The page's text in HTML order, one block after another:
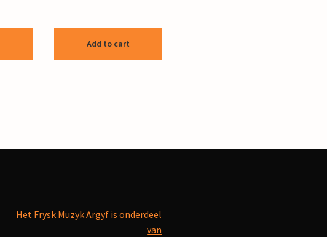
Add to cart
Het Frysk Muzyk Argyf is onderdeel
van